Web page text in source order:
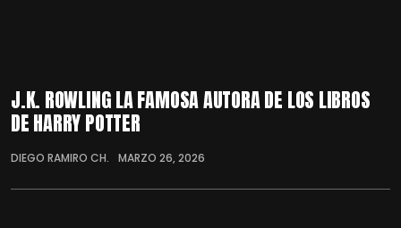
J.K. ROWLING LA FAMOSA AUTORA DE LOS LIBROS
DE HARRY POTTER
DIEGO RAMIRO CH. MARZO 26, 2026